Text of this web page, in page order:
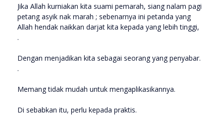
Jika Allah kurniakan kita suami pemarah, siang nalam pagi
petang asyik nak marah ; sebenarnya ini petanda yang
Allah hendak naikkan darjat kita kepada yang lebih tinggi,
.
Dengan menjadikan kita sebagai seorang yang penyabar.
.
Memang tidak mudah untuk mengaplikasikannya.
Di sebabkan itu, perlu kepada praktis.